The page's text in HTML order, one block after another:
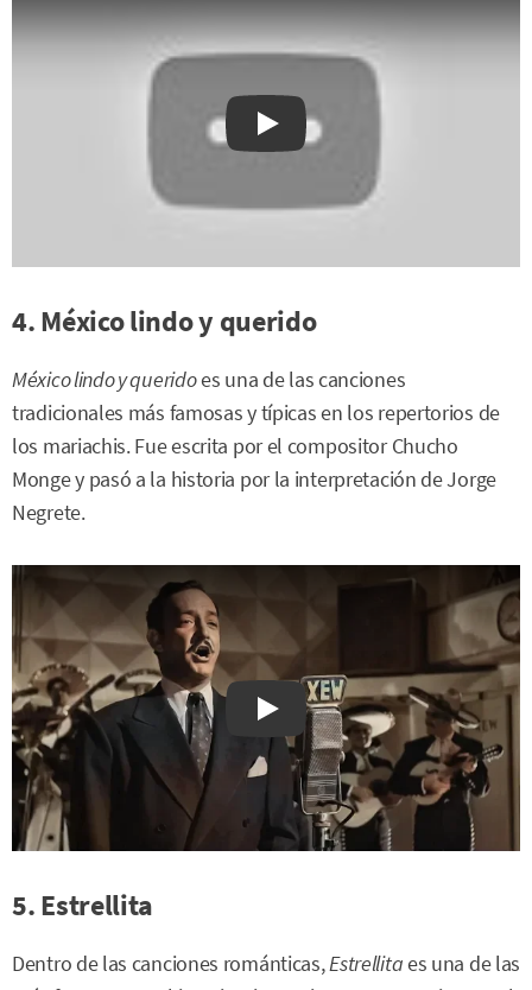
Watch on YouTube
4. México lindo y querido
México lindo y queridoes una de las canciones
tradicionales más famosas y típicas en los repertorios de
los mariachis. Fue escrita por el compositor Chucho
Monge y pasó a la historia por la interpretación de Jorge
Negrete.
Watch on YouTube
5. Estrellita
Dentro de las canciones románticas,Estrellitaes una de las